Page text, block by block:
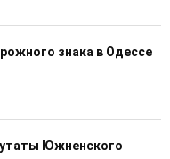
знака в Одессе
Южненского